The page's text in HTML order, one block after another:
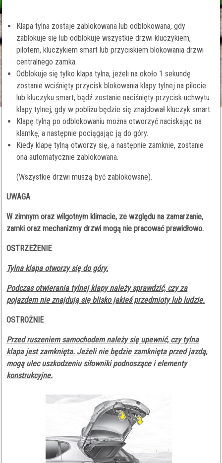
Klapa tylna zostaje zablokowana lub odblokowana, gdy
zablokuje się lub odblokuje wszystkie drzwi kluczykiem,
pilotem, kluczykiem smart lub przyciskiem blokowania drzwi
centralnego zamka.
Odblokuje się tylko klapa tylna, jeżeli na około 1 sekundę
zostanie wciśnięty przycisk blokowania klapy tylnej na pilocie
lub kluczyku smart, bądź zostanie naciśnięty przycisk uchwytu
klapy tylnej, gdy w pobliżu będzie się znajdował kluczyk smart.
Klapę tylną po odblokowaniu można otworzyć naciskając na
klamkę, a następnie pociągając ją do góry.
Kiedy klapę tylną otworzy się, a następnie zamknie, zostanie
ona automatycznie zablokowana.
(Wszystkie drzwi muszą być zablokowane).
UWAGA
W zimnym oraz wilgotnym klimacie, ze względu na zamarzanie,
zamki oraz mechanizmy drzwi mogą nie pracować prawidłowo.
OSTRZEŻENIE
Tylna klapa otworzy się do góry.
Podczas otwierania tylnej klapy należy sprawdzić, czy za
pojazdem nie znajdują się blisko jakieś przedmioty lub ludzie.
OSTROŻNIE
Przed ruszeniem samochodem należy się upewnić, czy tylna
klapa jest zamknięta. Jeżeli nie będzie zamknięta przed jazdą,
mogą ulec uszkodzeniu siłowniki podnoszące i elementy
konstrukcyjne.